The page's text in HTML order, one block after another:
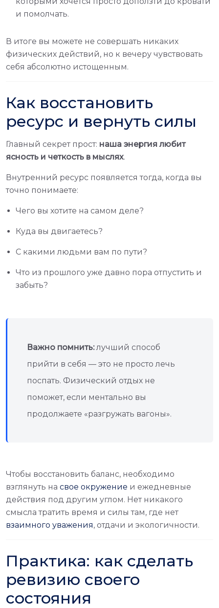
и помолчать.
В итоге вы можете не совершать никаких
физических действий, но к вечеру чувствовать
себя абсолютно истощенным.
Как восстановить
ресурс и вернуть силы
Главный секрет прост: наша энергия любит
ясность и четкость в мыслях.
Внутренний ресурс появляется тогда, когда вы
точно понимаете:
Чего вы хотите на самом деле?
Куда вы двигаетесь?
С какими людьми вам по пути?
Что из прошлого уже давно пора отпустить и
забыть?
Важно помнить:лучший способ
прийти в себя — это не просто лечь
поспать. Физический отдых не
поможет, если ментально вы
продолжаете «разгружать вагоны».
Чтобы восстановить баланс, необходимо
взглянуть на свое окружение и ежедневные
действия под другим углом. Нет никакого
смысла тратить время и силы там, где нет
взаимного уважения, отдачи и экологичности.
Практика: как сделать
ревизию своего
состояния